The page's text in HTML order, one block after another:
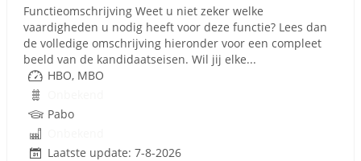
Functieomschrijving Weet u niet zeker welke
vaardigheden u nodig heeft voor deze functie? Lees dan
de volledige omschrijving hieronder voor een compleet
beeld van de kandidaatseisen. Wil jij elke...
HBO, MBO
Pabo
Laatste update: 7-8-2026